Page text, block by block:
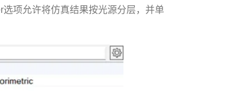
项允许将仿真结果按光源分层，并单